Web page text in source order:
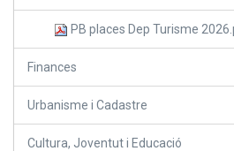
PB places Dep Turisme
Finances
Urbanisme i Cadastre
Cultura, Joventut i Educació